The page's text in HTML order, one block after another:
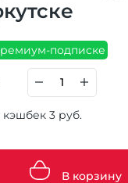
подписке
3 руб.
В корзину